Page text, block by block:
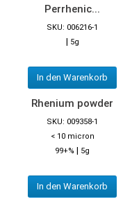
Perrhenic...
SKU: 006216-1
| 5g
In den Warenkorb
Rhenium powder
SKU: 009358-1
< 10 micron
99+% | 5g
In den Warenkorb